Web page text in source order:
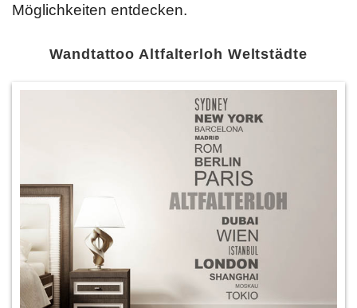
Möglichkeiten entdecken.
Wandtattoo Altfalterloh Weltstädte